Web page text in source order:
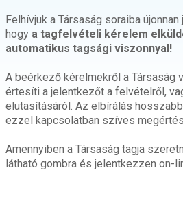
Felhívjuk a Társaság soraiba
hogy a tagfelvételi kérelem
automatikus tagsági viszonnyal!
A beérkező kérelmekről a Társaság
értesíti a jelentkezőt a felvételről,
elutasításáról. Az elbírálás
ezzel kapcsolatban szíves
Amennyiben a Társaság tagja
látható gombra és jelentkezzen on-